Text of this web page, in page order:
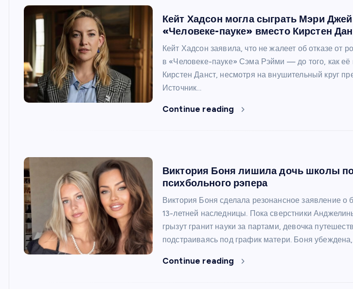
Кейт Хадсон могла сыграть Мэри
«Человеке-пауке» вместо Кирстен
Кейт Хадсон заявила, что не жалеет об отказе от
в «Человеке-пауке» Сэма Рэйми — до того, как её
Кирстен Данст, несмотря на внушительный круг
Источник…
Continue reading
Виктория Боня лишила дочь школы
психбольного рэпера
Виктория Боня сделала резонансное заявление о
13-летней наследницы. Пока сверстники
грызут гранит науки за партами, девочка
подстраиваясь под график матери. Боня
Continue reading